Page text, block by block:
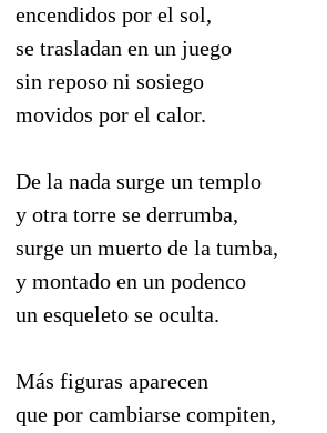
encendidos por el sol,
se trasladan en un juego
sin reposo ni sosiego
movidos por el calor.
De la nada surge un templo
y otra torre se derrumba,
surge un muerto de la tumba,
y montado en un podenco
un esqueleto se oculta.
Más figuras aparecen
que por cambiarse compiten,